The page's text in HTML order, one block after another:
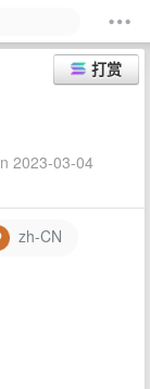
打赏
2023-03-04
zh-CN